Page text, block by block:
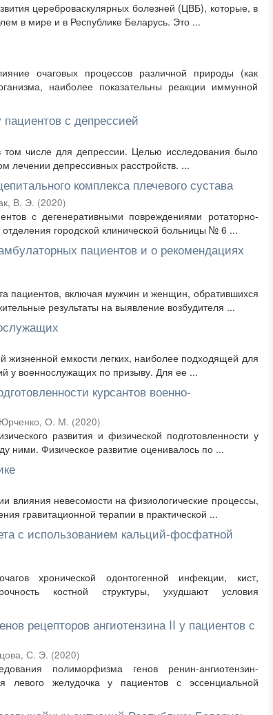
цереброваскулярных болезней (ЦВБ), которые, в
в мире и в Республике Беларусь. Это ...
очаговых процессов различной природы (как
наиболее показательны реакции иммунной
с депрессией
том числе для депрессии. Целью исследования было
лечении депрессивных расстройств. ...
комплекса плечевого сустава
В. Э. (2020)
с дегенеративными повреждениями ротаторно-
городской клинической больницы № 6 ...
пациентов и о рекомендациях
пациентов, включая мужчин и женщин, обратившихся
результаты на выявление возбудителя ...
емкости легких, наиболее подходящей для
у военнослужащих по призыву. Для ее ...
курсантов военно-
Юрченко, О. М. (2020)
развития и физической подготовленности у
ними. Физическое развитие оценивалось по ...
влияния невесомости на физиологические процессы,
гравитационной терапии в практической ...
с использованием кальций-фосфатной
хронической одонтогенной инфекции, кист,
костной структуры, ухудшают условия
рецепторов ангиотензина II у пациентов с
С. Э. (2020)
полиморфизма генов ренин-ангиотензин-
левого желудочка у пациентов с эссенциальной